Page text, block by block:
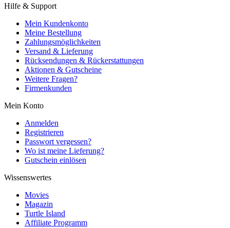
Hilfe & Support
Mein Kundenkonto
Meine Bestellung
Zahlungsmöglichkeiten
Versand & Lieferung
Rücksendungen & Rückerstattungen
Aktionen & Gutscheine
Weitere Fragen?
Firmenkunden
Mein Konto
Anmelden
Registrieren
Passwort vergessen?
Wo ist meine Lieferung?
Gutschein einlösen
Wissenswertes
Movies
Magazin
Turtle Island
Affiliate Programm